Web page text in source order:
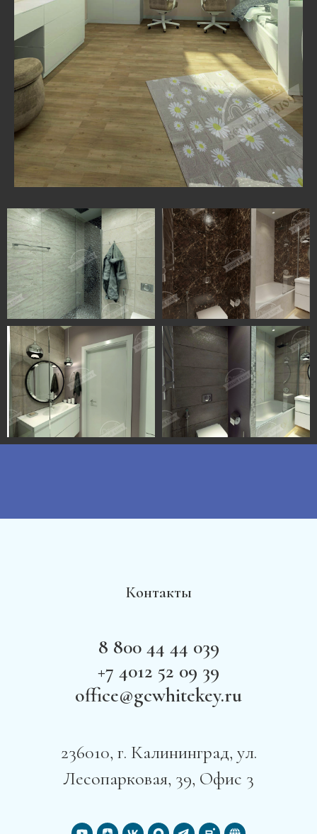
Контакты
8 800 44 44 039
+7 4012 52 09 39
office@gcwhitekey.ru
236010, г. Калининград, ул.
Лесопарковая, 39, Офис 3